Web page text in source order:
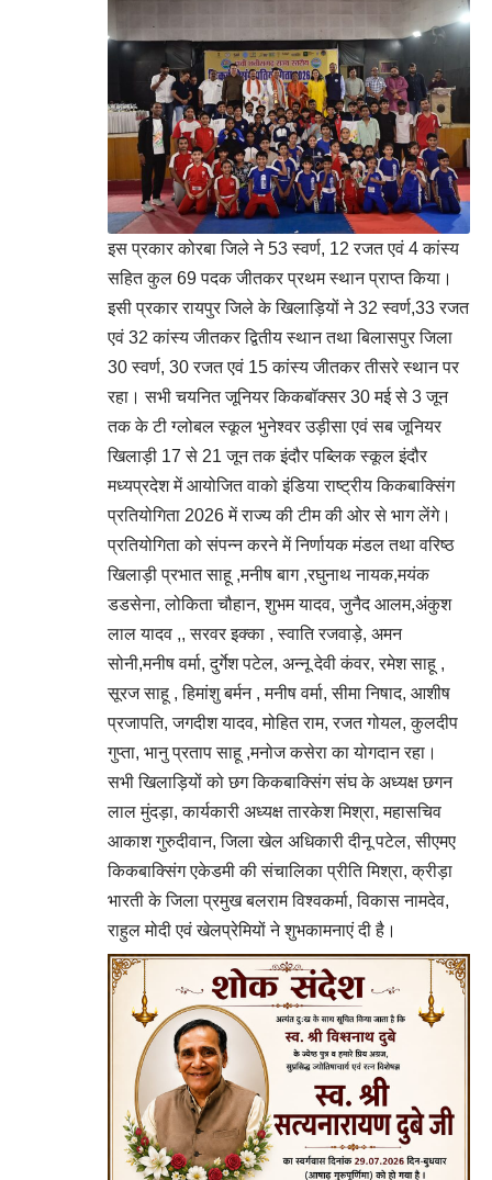
इस प्रकार कोरबा जिले ने 53 स्वर्ण, 12 रजत एवं 4 कांस्य
सहित कुल 69 पदक जीतकर प्रथम स्थान प्राप्त किया।
इसी प्रकार रायपुर जिले के खिलाड़ियों ने 32 स्वर्ण,33 रजत
एवं 32 कांस्य जीतकर द्वितीय स्थान तथा बिलासपुर जिला
30 स्वर्ण, 30 रजत एवं 15 कांस्य जीतकर तीसरे स्थान पर
रहा। सभी चयनित जूनियर किकबॉक्सर 30 मई से 3 जून
तक के टी ग्लोबल स्कूल भुनेश्वर उड़ीसा एवं सब जूनियर
खिलाड़ी 17 से 21 जून तक इंदौर पब्लिक स्कूल इंदौर
मध्यप्रदेश में आयोजित वाको इंडिया राष्ट्रीय किकबाक्सिंग
प्रतियोगिता 2026 में राज्य की टीम की ओर से भाग लेंगे।
प्रतियोगिता को संपन्न करने में निर्णायक मंडल तथा वरिष्ठ
खिलाड़ी प्रभात साहू ,मनीष बाग ,रघुनाथ नायक,मयंक
डडसेना, लोकिता चौहान, शुभम यादव, जुनैद आलम,अंकुश
लाल यादव ,, सरवर इक्का , स्वाति रजवाड़े, अमन
सोनी,मनीष वर्मा, दुर्गेश पटेल, अन्नू देवी कंवर, रमेश साहू ,
सूरज साहू , हिमांशु बर्मन , मनीष वर्मा, सीमा निषाद, आशीष
प्रजापति, जगदीश यादव, मोहित राम, रजत गोयल, कुलदीप
गुप्ता, भानु प्रताप साहू ,मनोज कसेरा का योगदान रहा।
सभी खिलाड़ियों को छग किकबाक्सिंग संघ के अध्यक्ष छगन
लाल मुंदड़ा, कार्यकारी अध्यक्ष तारकेश मिश्रा, महासचिव
आकाश गुरुदीवान, जिला खेल अधिकारी दीनू पटेल, सीएमए
किकबाक्सिंग एकेडमी की संचालिका प्रीति मिश्रा, क्रीड़ा
भारती के जिला प्रमुख बलराम विश्वकर्मा, विकास नामदेव,
राहुल मोदी एवं खेलप्रेमियों ने शुभकामनाएं दी है।